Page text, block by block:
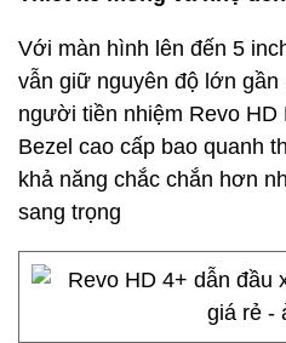
Với màn hình lên đến 5
vẫn giữ nguyên độ lớn
người tiền nhiệm Revo HD
Bezel cao cấp bao quanh
khả năng chắc chắn hơn
sang trọng